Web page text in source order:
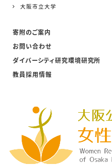
大阪市立大学
寄附のご案内
お問い合わせ
ダイバーシティ研究環境研究所
教員採用情報